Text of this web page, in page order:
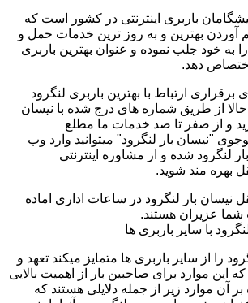
باربری اینترنتی در کشور است که
آوردن بهترین و به روز ترین خدمات حمل و
به خود جلب نموده و عنوان بهترین باربری
دهد.
برقراری ارتباط با بهترین باربری لنگرود
حالا از طریق شماره های درج شده با نیسان
و از صفر تا صد خدمات ما مطلع
"نیسان بار لنگرود" میتوانید وارد وب
لنگرود شده و از مشاوره اینترنتی
بهره مند شوید.
نیسان بار لنگرود در ساعات اداری اماده
شما عزیران هستند.
با سایر باربری ها
را از سایر باربری ها متمایز میکند تعهد و
موارد برای صاحبین بار از اهمیت بالایی
آن موارد زیر از جمله دلایلی هستند که